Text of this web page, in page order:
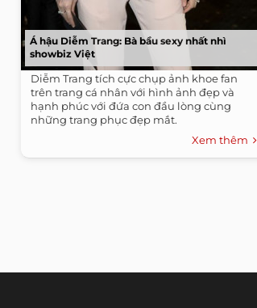
Á hậu Diễm Trang: Bà bầu sexy nhất nhì
showbiz Việt
Diễm Trang tích cực chụp ảnh khoe fan
trên trang cá nhân với hình ảnh đẹp và
hạnh phúc với đứa con đầu lòng cùng
những trang phục đẹp mắt.
Xem thêm